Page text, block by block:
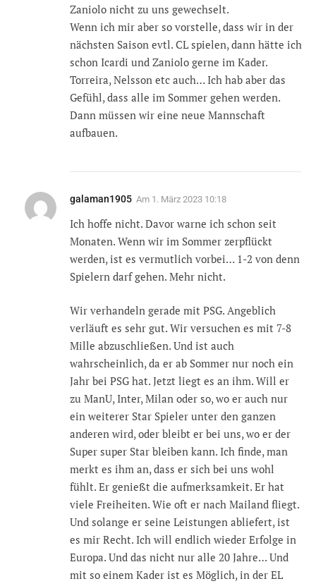
Zaniolo nicht zu uns gewechselt.
Wenn ich mir aber so vorstelle, dass wir in der
nächsten Saison evtl. CL spielen, dann hätte ich
schon Icardi und Zaniolo gerne im Kader.
Torreira, Nelsson etc auch… Ich hab aber das
Gefühl, dass alle im Sommer gehen werden.
Dann müssen wir eine neue Mannschaft
aufbauen.
galaman1905 Am 1. März 2023 10:18
Ich hoffe nicht. Davor warne ich schon seit
Monaten. Wenn wir im Sommer zerpflückt
werden, ist es vermutlich vorbei… 1-2 von denn
Spielern darf gehen. Mehr nicht.
Wir verhandeln gerade mit PSG. Angeblich
verläuft es sehr gut. Wir versuchen es mit 7-8
Mille abzuschließen. Und ist auch
wahrscheinlich, da er ab Sommer nur noch ein
Jahr bei PSG hat. Jetzt liegt es an ihm. Will er
zu ManU, Inter, Milan oder so, wo er auch nur
ein weiterer Star Spieler unter den ganzen
anderen wird, oder bleibt er bei uns, wo er der
Super super Star bleiben kann. Ich finde, man
merkt es ihm an, dass er sich bei uns wohl
fühlt. Er genießt die aufmerksamkeit. Er hat
viele Freiheiten. Wie oft er nach Mailand fliegt.
Und solange er seine Leistungen abliefert, ist
es mir Recht. Ich will endlich wieder Erfolge in
Europa. Und das nicht nur alle 20 Jahre… Und
mit so einem Kader ist es Möglich, in der EL